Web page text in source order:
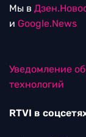
Мы в
и Google.News
Уведомление
технологий
RTVI в